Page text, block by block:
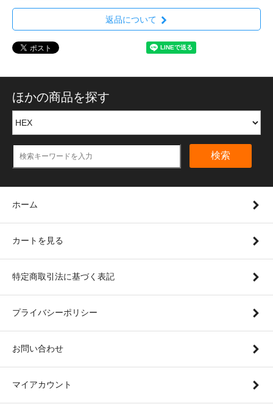
返品について
ほかの商品を探す
検索
ホーム
カートを見る
特定商取引法に基づく表記
プライバシーポリシー
お問い合わせ
マイアカウント